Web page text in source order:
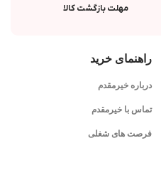
مهلت بازگشت کالا
راهنمای خرید
درباره خیرمقدم
تماس با خیرمقدم
فرصت های شغلی